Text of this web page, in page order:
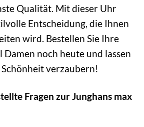
Qualität. Mit dieser Uhr
Entscheidung, die Ihnen
wird. Bestellen Sie Ihre
Damen noch heute und lassen
verzaubern!
Fragen zur Junghans max